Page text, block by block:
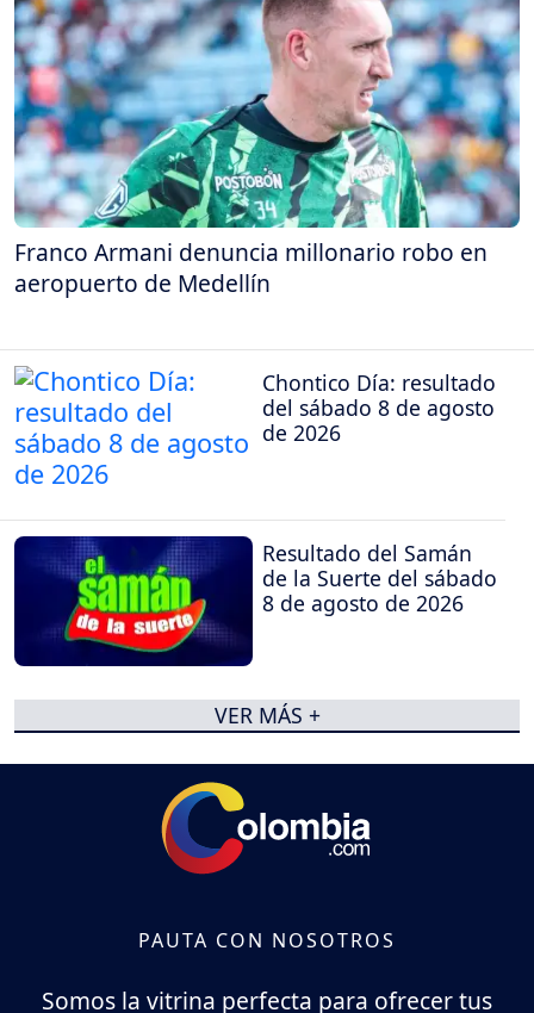
Franco Armani denuncia millonario robo en
aeropuerto de Medellín
Chontico Día: resultado
del sábado 8 de agosto
de 2026
Resultado del Samán
de la Suerte del sábado
8 de agosto de 2026
VER MÁS +
PAUTA CON NOSOTROS
Somos la vitrina perfecta para ofrecer tus